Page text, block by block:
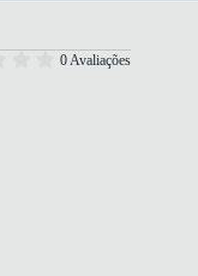
0 Avaliações